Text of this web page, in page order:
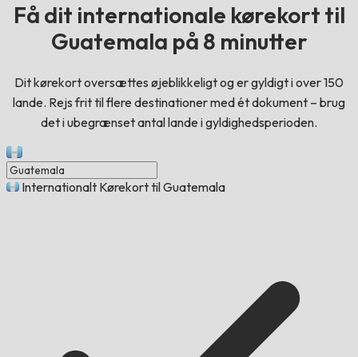
Få dit internationale kørekort til
Guatemala på 8 minutter
Dit kørekort oversættes øjeblikkeligt og er gyldigt i over 150
lande. Rejs frit til flere destinationer med ét dokument – brug
det i ubegrænset antal lande i gyldighedsperioden.
Internationalt Kørekort til Guatemala